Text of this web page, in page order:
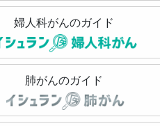
婦人科がんのガイド
肺がんのガイド